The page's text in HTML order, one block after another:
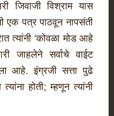
जिवाजी विश्राम यास
एक पत्र पाठवून नापसंती
त्यांनी ‘कोवळा मोड आहे
जाहलेने सर्वाचे वाईट
आहे. इंग्रजी सत्ता पुढे
होती; म्हणून त्यांनी